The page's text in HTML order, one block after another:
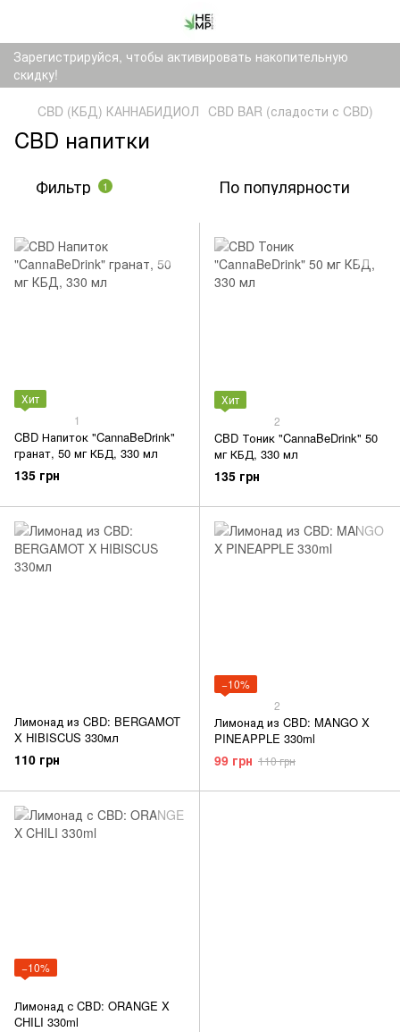
Зарегистрируйся, чтобы активировать накопительную
скидку!
CBD (КБД) КАННАБИДИОЛ CBD BAR (сладости с CBD)
CBD напитки
Фильтр 1 По популярности
Хит
1
CBD Напиток "CannaBeDrink"
гранат, 50 мг КБД, 330 мл
135 грн
Хит
2
CBD Тоник "CannaBeDrink" 50
мг КБД, 330 мл
135 грн
Лимонад из CBD: BERGAMOT
X HIBISCUS 330мл
110 грн
−10%
2
Лимонад из CBD: MANGO X
PINEAPPLE 330ml
99 грн 110 грн
−10%
Лимонад с CBD: ORANGE X
CHILI 330ml